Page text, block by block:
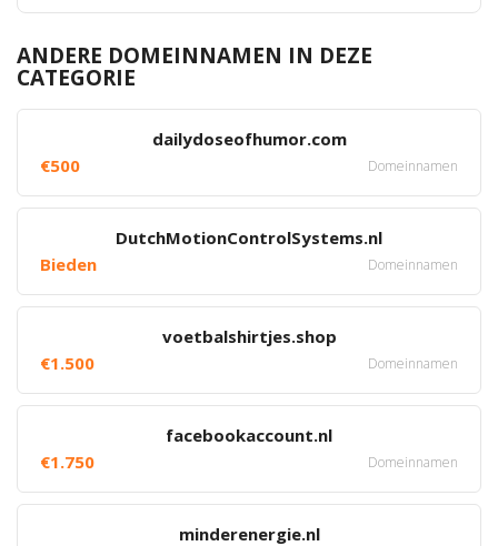
ANDERE DOMEINNAMEN IN DEZE
CATEGORIE
dailydoseofhumor.com
€500
Domeinnamen
DutchMotionControlSystems.nl
Bieden
Domeinnamen
voetbalshirtjes.shop
€1.500
Domeinnamen
facebookaccount.nl
€1.750
Domeinnamen
minderenergie.nl